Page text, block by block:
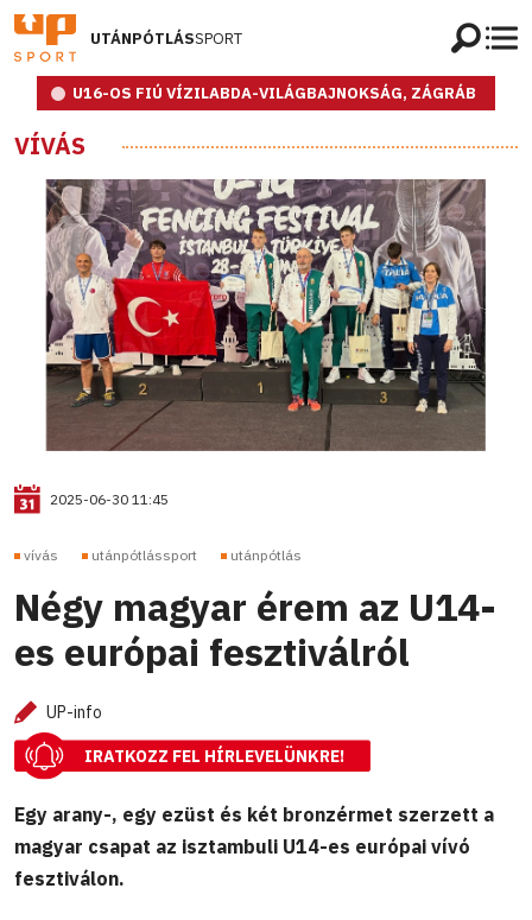
UTÁNPÓTLÁSSPORT
U16-OS FIÚ VÍZILABDA-VILÁGBAJNOKSÁG, ZÁGRÁB
VÍVÁS
2025-06-30 11:45
vívás utánpótlássport utánpótlás
Négy magyar érem az U14-
es európai fesztiválról
UP-info
IRATKOZZ FEL HÍRLEVELÜNKRE!
Egy arany-, egy ezüst és két bronzérmet szerzett a
magyar csapat az isztambuli U14-es európai vívó
fesztiválon.